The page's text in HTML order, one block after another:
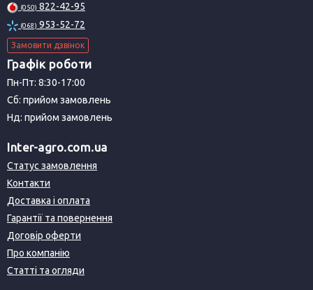
(050) 822-42-95
(068) 953-52-72
Замовити дзвінок
Графік роботи
Пн-Пт: 8:30-17:00
Сб: прийом замовлень
Нд: прийом замовлень
Inter-agro.com.ua
Статус замовлення
Контакти
Доставка і оплата
Гарантії та повернення
Договір оферти
Про компанію
Статті та огляди